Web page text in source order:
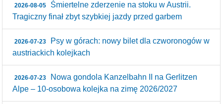
2026-08-05
Śmiertelne zderzenie na stoku w Austrii.
Tragiczny finał zbyt szybkiej jazdy przed garbem
2026-07-23
Psy w górach: nowy bilet dla czworonogów w
austriackich kolejkach
2026-07-23
Nowa gondola Kanzelbahn II na Gerlitzen
Alpe – 10‑osobowa kolejka na zimę 2026/2027